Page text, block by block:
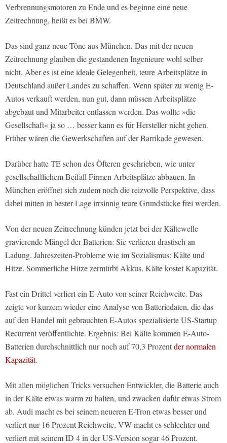
Verbrennungsmotoren zu Ende und es beginne eine neue
Zeitrechnung, heißt es bei BMW.
Das sind ganz neue Töne aus München. Das mit der neuen
Zeitrechnung glauben die gestandenen Ingenieure wohl selber
nicht. Aber es ist eine ideale Gelegenheit, teure Arbeitsplätze in
Deutschland außer Landes zu schaffen. Wenn später zu wenig E-
Autos verkauft werden, nun gut, dann müssen Arbeitsplätze
abgebaut und Mitarbeiter entlassen werden. Das wollte »die
Gesellschaft« ja so … besser kann es für Hersteller nicht gehen.
Früher wären die Gewerkschaften auf der Barrikade gewesen.
Darüber hatte TE schon des Öfteren geschrieben, wie unter
gesellschaftlichem Beifall Firmen Arbeitsplätze abbauen. In
München eröffnet sich zudem noch die reizvolle Perspektive, dass
dabei mitten in bester Lage irrsinnig teure Grundstücke frei werden.
Von der neuen Zeitrechnung künden jetzt bei der Kältewelle
gravierende Mängel der Batterien: Sie verlieren drastisch an
Ladung. Jahreszeiten-Probleme wie im Sozialismus: Kälte und
Hitze. Sommerliche Hitze zermürbt Akkus, Kälte kostet Kapazität.
Fast ein Drittel verliert ein E-Auto von seiner Reichweite. Das
zeigte vor kurzem wieder eine Analyse von Batteriedaten, die das
auf den Handel mit gebrauchten E-Autos spezialisierte US-Startup
Recurrent veröffentlichte. Ergebnis: Bei Kälte kommen E-Auto-
Batterien durchschnittlich nur noch auf 70,3 Prozentder normalen
Kapazität.
Mit allen möglichen Tricks versuchen Entwickler, die Batterie auch
in der Kälte etwas warm zu halten, und zwacken dafür etwas Strom
ab. Audi macht es bei seinem neueren E-Tron etwas besser und
verliert nur 16 Prozent Reichweite, VW macht es schlechter und
verliert mit seinem ID 4 in der US-Version sogar 46 Prozent.